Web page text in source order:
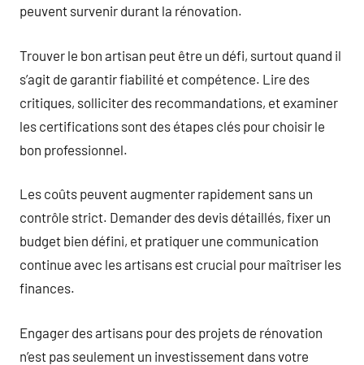
peuvent survenir durant la rénovation.
Trouver le bon artisan peut être un défi, surtout quand il
s’agit de garantir fiabilité et compétence. Lire des
critiques, solliciter des recommandations, et examiner
les certifications sont des étapes clés pour choisir le
bon professionnel.
Les coûts peuvent augmenter rapidement sans un
contrôle strict. Demander des devis détaillés, fixer un
budget bien défini, et pratiquer une communication
continue avec les artisans est crucial pour maîtriser les
finances.
Engager des artisans pour des projets de rénovation
n’est pas seulement un investissement dans votre